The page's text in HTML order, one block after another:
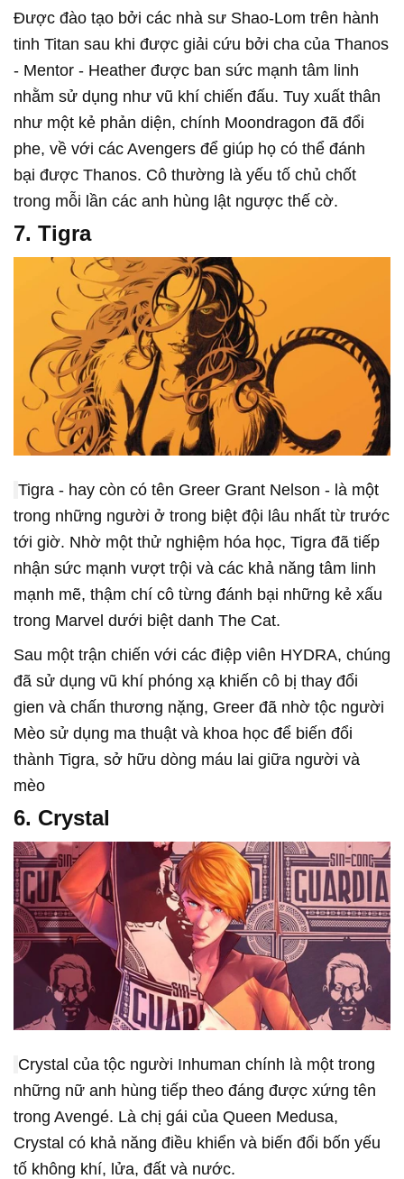
Được đào tạo bởi các nhà sư Shao-Lom trên hành
tinh Titan sau khi được giải cứu bởi cha của Thanos
- Mentor - Heather được ban sức mạnh tâm linh
nhằm sử dụng như vũ khí chiến đấu. Tuy xuất thân
như một kẻ phản diện, chính Moondragon đã đổi
phe, về với các Avengers để giúp họ có thể đánh
bại được Thanos. Cô thường là yếu tố chủ chốt
trong mỗi lần các anh hùng lật ngược thế cờ.
7. Tigra
Tigra - hay còn có tên Greer Grant Nelson - là một
trong những người ở trong biệt đội lâu nhất từ trước
tới giờ. Nhờ một thử nghiệm hóa học, Tigra đã tiếp
nhận sức mạnh vượt trội và các khả năng tâm linh
mạnh mẽ, thậm chí cô từng đánh bại những kẻ xấu
trong Marvel dưới biệt danh The Cat.
Sau một trận chiến với các điệp viên HYDRA, chúng
đã sử dụng vũ khí phóng xạ khiến cô bị thay đổi
gien và chấn thương nặng, Greer đã nhờ tộc người
Mèo sử dụng ma thuật và khoa học để biến đổi
thành Tigra, sở hữu dòng máu lai giữa người và
mèo
6. Crystal
Crystal của tộc người Inhuman chính là một trong
những nữ anh hùng tiếp theo đáng được xứng tên
trong Avengé. Là chị gái của Queen Medusa,
Crystal có khả năng điều khiển và biến đổi bốn yếu
tố không khí, lửa, đất và nước.